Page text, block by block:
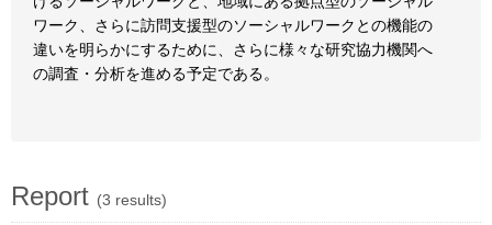
ワーク、さらに訪問支援型のソーシャルワークとの機能の
違いを明らかにするために、さらに様々な研究協力機関へ
の調査・分析を進める予定である。
Report (3 results)